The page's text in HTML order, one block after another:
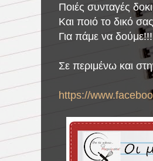
Ποιές συνταγές
Και ποιό το δικό
Για πάμε να
Σε περιμένω και
https://